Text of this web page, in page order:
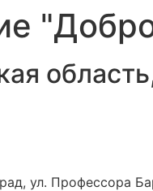
ул. Профессора